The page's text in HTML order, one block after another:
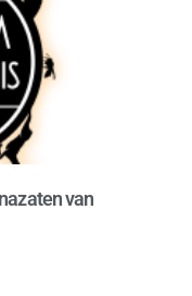
van